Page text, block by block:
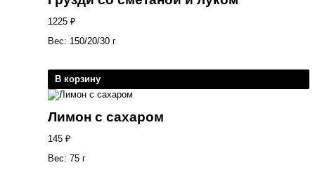
1225 ₽
Вес: 150/20/30 г
В корзину
Лимон с сахаром
145 ₽
Вес: 75 г